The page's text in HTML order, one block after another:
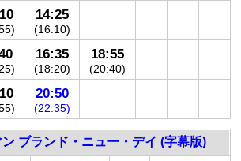
14:25
(16:10)
16:35
(18:20)
18:55
(20:40)
20:50
(22:35)
ブランド・ニュー・デイ (字幕版)